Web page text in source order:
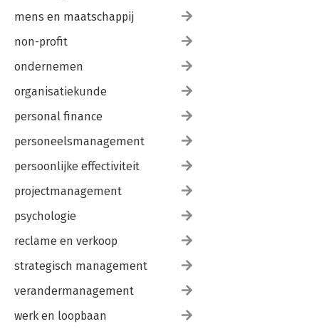
mens en maatschappij
non-profit
ondernemen
organisatiekunde
personal finance
personeelsmanagement
persoonlijke effectiviteit
projectmanagement
psychologie
reclame en verkoop
strategisch management
verandermanagement
werk en loopbaan